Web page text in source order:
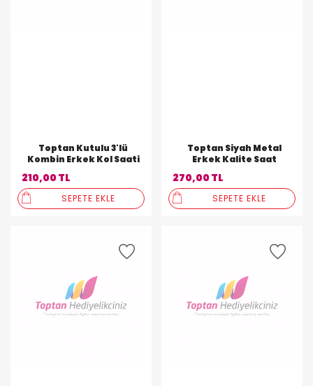
Toptan Kutulu 3'lü
Kombin Erkek Kol Saati
210,00 TL
SEPETE EKLE
Toptan Siyah Metal
Erkek Kalite Saat
270,00 TL
SEPETE EKLE